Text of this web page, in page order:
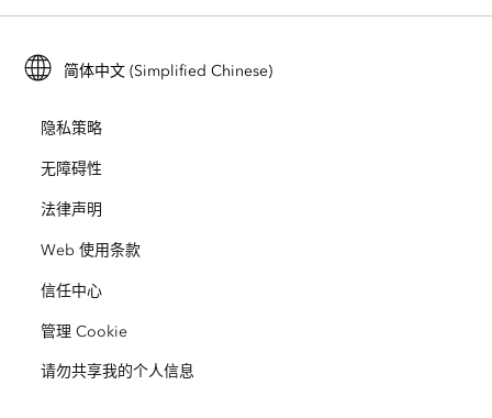
Esri Store
Esri 年轻专家关系网
培训
ArcUser
ArcNews
ArcWatch
Esri 视频
招贤纳士
开放视野
业务行为准则
网站地图
ArcGIS for Student Use
保护
教育
种族平等
简体中文 (Simplified Chinese)
隐私策略
无障碍性
法律声明
Web 使用条款
信任中心
管理 Cookie
请勿共享我的个人信息